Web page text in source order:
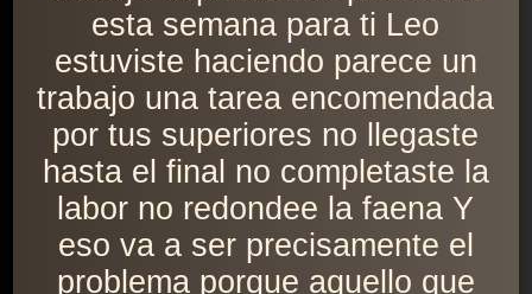
esta semana para ti Leo
estuviste haciendo parece un
trabajo una tarea encomendada
por tus superiores no llegaste
hasta el final no completaste la
labor no redondee la faena Y
eso va a ser precisamente el
problema porque aquello que